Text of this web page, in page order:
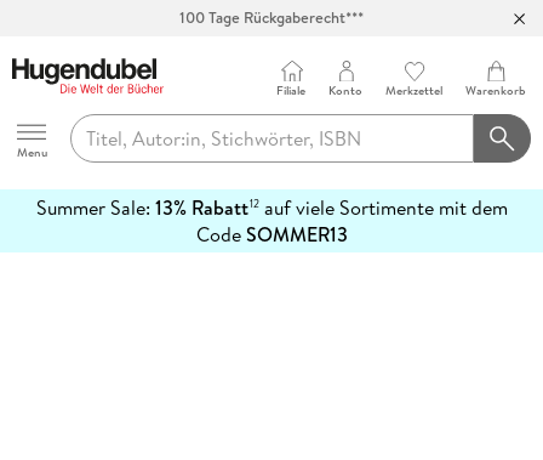
100 Tage Rückgaberecht***
Hugendubel
Menu
Filiale Konto Merkzettel Warenkorb
Summer Sale: 13% Rabatt12auf viele Sortimente mit dem
CodeSOMMER13
erfahren